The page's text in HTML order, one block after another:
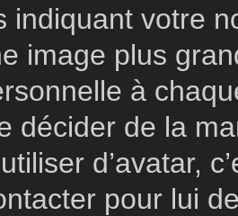
indiquant votre
image plus
à
décider de la
d’avatar,
pour lui